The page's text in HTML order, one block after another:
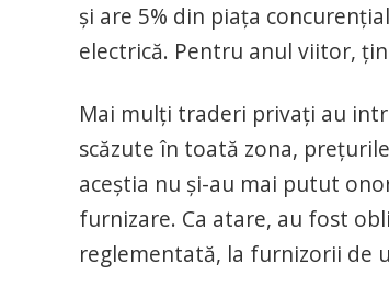
şi are 5% din piaţa
electrică. Pentru anul viitor,
Mai mulţi traderi privaţi au
scăzute în toată zona,
aceştia nu şi-au mai putut
furnizare. Ca atare, au fost
reglementată, la furnizorii de